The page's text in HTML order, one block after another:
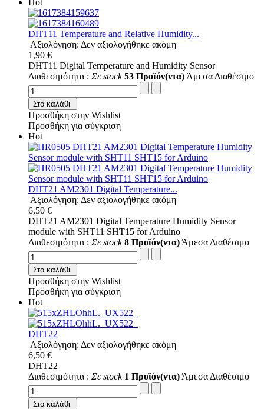
DHT11 Temperature and Relative Humidity...
Αξιολόγηση: Δεν αξιολογήθηκε ακόμη
1,90 €
DHT11 Digital Temperature and Humidity Sensor
Διαθεσιμότητα : Σε stock 53 Προϊόν(ντα) Άμεσα Διαθέσιμο
Στο καλάθι
Προσθήκη στην Wishlist
Προσθήκη για σύγκριση
Hot
DHT21 AM2301 Digital Temperature...
Αξιολόγηση: Δεν αξιολογήθηκε ακόμη
6,50 €
DHT21 AM2301 Digital Temperature Humidity Sensor
module with SHT11 SHT15 for Arduino
Διαθεσιμότητα : Σε stock 8 Προϊόν(ντα) Άμεσα Διαθέσιμο
Στο καλάθι
Προσθήκη στην Wishlist
Προσθήκη για σύγκριση
Hot
DHT22
Αξιολόγηση: Δεν αξιολογήθηκε ακόμη
6,50 €
DHT22
Διαθεσιμότητα : Σε stock 1 Προϊόν(ντα) Άμεσα Διαθέσιμο
Στο καλάθι